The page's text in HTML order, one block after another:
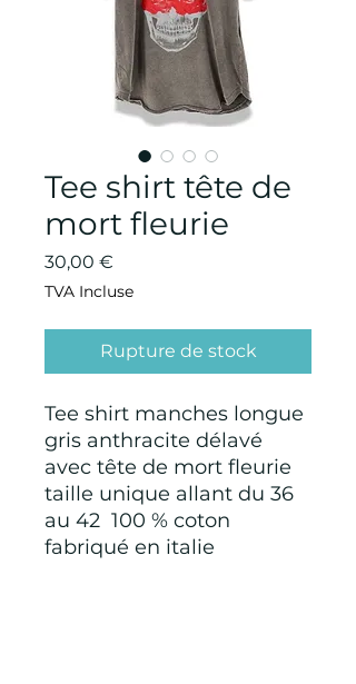
Tee shirt tête de
mort fleurie
30,00 €
TVA Incluse
Rupture de stock
Tee shirt manches longue
gris anthracite délavé
avec tête de mort fleurie
taille unique allant du 36
au 42 100 % coton
fabriqué en italie